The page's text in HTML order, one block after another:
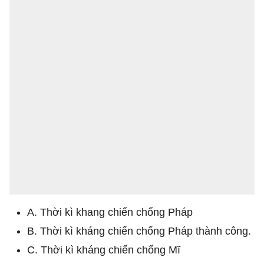
A. Thời kì khang chiến chống Pháp
B. Thời kì kháng chiến chống Pháp thành công.
C. Thời kì kháng chiến chống Mĩ